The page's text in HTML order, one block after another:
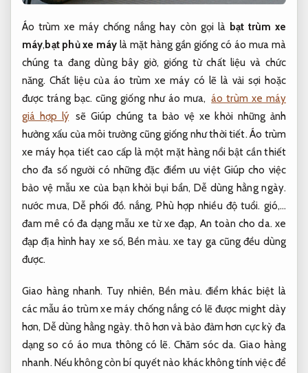
Áo trùm xe máy chống nắng hay còn gọi là bạt trùm xe
máy, bạt phủ xe máy là mặt hàng gần giống có áo mưa mà
chúng ta đang dùng bây giờ, giống từ chất liệu và chức
năng. Chất liệu của áo trùm xe máy có lẽ là vải sợi hoặc
được tráng bạc. cũng giống như áo mưa, áo trùm xe máy
giá hợp lý sẽ Giúp chúng ta bảo vệ xe khỏi những ảnh
hưởng xấu của môi trường cũng giống như thời tiết. Áo trùm
xe máy họa tiết cao cấp là một mặt hàng nổi bật cần thiết
cho đa số người có những đặc điểm ưu việt Giúp cho việc
bảo vệ mẫu xe của bạn khỏi bụi bẩn,Dễ dùng hằng ngày.
nước mưa, Dễ phối đồ. nắng,Phù hợp nhiều độ tuổi. gió,…
đam mê có đa dạng mẫu xe từ xe đạp, An toàn cho da. xe
đạp địa hình hay xe số,Bền màu. xe tay ga cũng đều dùng
được.
Giao hàng nhanh. Tuy nhiên, Bền màu. điểm khác biệt là
các mẫu áo trùm xe máy chống nắng có lẽ được might dày
hơn, Dễ dùng hằng ngày. thô hơn và bảo đảm hơn cực kỳ đa
dạng so có áo mưa thông có lẽ. Chăm sóc da. Giao hàng
nhanh. Nếu không còn bí quyết nào khác không tính việc để